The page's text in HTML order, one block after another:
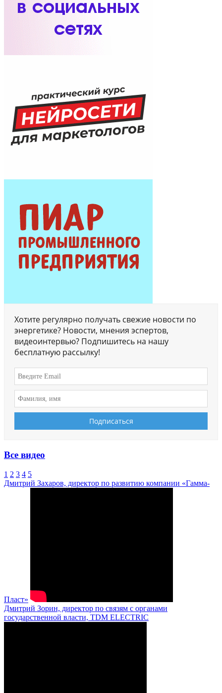
Хотите регулярно получать свежие новости по
энергетике? Новости, мнения эспертов,
видеоинтервью? Подпишитесь на нашу
бесплатную рассылку!
Все видео
1 2 3 4 5
Дмитрий Захаров, директор по развитию компании «Гамма-
Пласт»
Дмитрий Зорин, директор по связям с органами
государственной власти, TDM ELECTRIC